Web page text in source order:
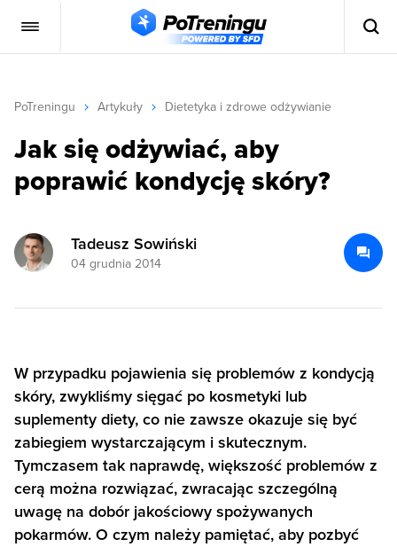
PoTreningu Artykuły Dietetyka i zdrowe odżywianie
Jak się odżywiać, aby
poprawić kondycję skóry?
Tadeusz Sowiński
04 grudnia 2014
W przypadku pojawienia się problemów z kondycją
skóry, zwykliśmy sięgać po kosmetyki lub
suplementy diety, co nie zawsze okazuje się być
zabiegiem wystarczającym i skutecznym.
Tymczasem tak naprawdę, większość problemów z
cerą można rozwiązać, zwracając szczególną
uwagę na dobór jakościowy spożywanych
pokarmów. O czym należy pamiętać, aby pozbyć